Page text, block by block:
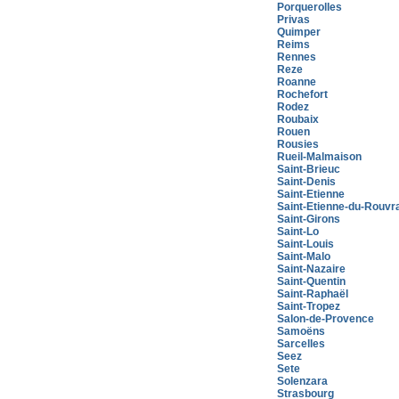
Porquerolles
Privas
Quimper
Reims
Rennes
Reze
Roanne
Rochefort
Rodez
Roubaix
Rouen
Rousies
Rueil-Malmaison
Saint-Brieuc
Saint-Denis
Saint-Etienne
Saint-Etienne-du-
Saint-Girons
Saint-Lo
Saint-Louis
Saint-Malo
Saint-Nazaire
Saint-Quentin
Saint-Raphaël
Saint-Tropez
Salon-de-Provence
Samoëns
Sarcelles
Seez
Sete
Solenzara
Strasbourg